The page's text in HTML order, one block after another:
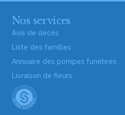
Nos services
Avis de décès
Liste des familles
Annuaire des pompes funèbres
Livraison de fleurs